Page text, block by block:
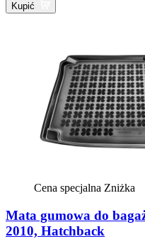
Kupić
Cena specjalna Zniżka
Mata gumowa do
2010, Hatchback